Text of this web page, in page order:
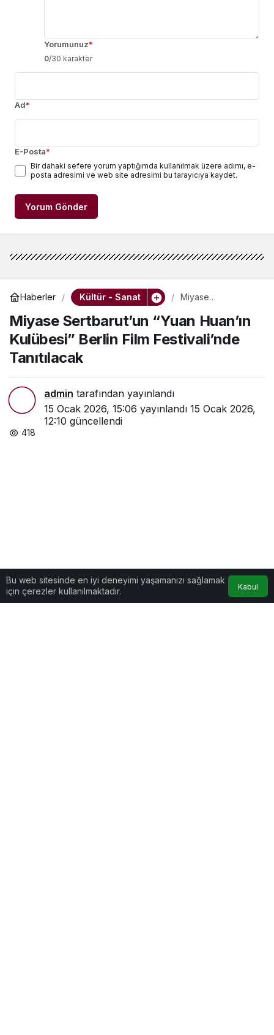
Yorumunuz*
0/30 karakter
Ad*
E-Posta*
Bir dahaki sefere yorum yaptığımda kullanılmak üzere adımı, e-
posta adresimi ve web site adresimi bu tarayıcıya kaydet.
Yorum Gönder
Haberler Kültür - Sanat
Miyase
Huan’ın Kulübesi”
Berlin Film
Festivali’nde
Miyase Sertbarut’un “Yuan Huan’ın
Kulübesi” Berlin Film Festivali’nde
Tanıtılacak
admin tarafından yayınlandı
15 Ocak 2026, 15:06 yayınlandı 15 Ocak 2026,
12:10 güncellendi
418
Bu web sitesinde en iyi deneyimi yaşamanızı sağlamak
için çerezler kullanılmaktadır.
Kabul